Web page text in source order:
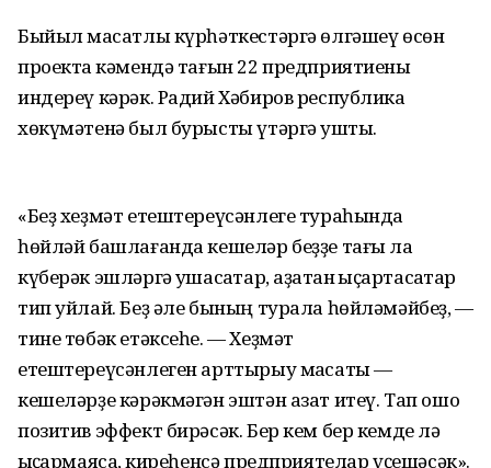
Быйыл маҡсатлы күрһәткестәргә өлгәшеү өсөн
проектҡа кәмендә тағын 22 предприятиены
индереү кәрәк. Радий Хәбиров республика
хөкүмәтенә был бурысты үтәргә ҡушты.
«Беҙ хеҙмәт етештереүсәнлеге тураһында
һөйләй башлағанда кешеләр беҙҙе тағы ла
күберәк эшләргә ҡушасаҡтар, аҙаҡтан ҡыҫҡартасаҡтар
тип уйлай. Беҙ әле бының турала һөйләмәйбеҙ, —
тине төбәк етәксеһе. — Хеҙмәт
етештереүсәнлеген арттырыу маҡсаты —
кешеләрҙе кәрәкмәгән эштән азат итеү. Тап ошо
позитив эффект бирәсәк. Бер кем бер кемде лә
ҡыҫҡармаясаҡ, киреһенсә предприятелар үҫешәсәк».